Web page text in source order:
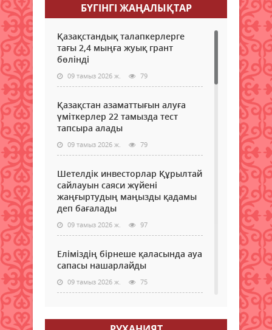
БҮГІНГI ЖАҢАЛЫҚТАР
Қазақстандық талапкерлерге
тағы 2,4 мыңға жуық грант
бөлінді
09 тамыз 2026 ж. 79
Қазақстан азаматтығын алуға
үміткерлер 22 тамызда тест
тапсыра алады
09 тамыз 2026 ж. 79
Шетелдік инвесторлар Құрылтай
сайлауын саяси жүйені
жаңғыртудың маңызды қадамы
деп бағалады
09 тамыз 2026 ж. 97
Еліміздің бірнеше қаласында ауа
сапасы нашарлайды
09 тамыз 2026 ж. 75
электронды визаны іске қосады